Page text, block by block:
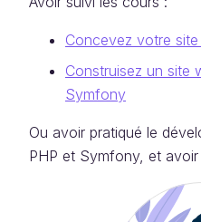
Concevez votre
Construisez un site
Symfony
Ou avoir pratiqué le
PHP et Symfony, et